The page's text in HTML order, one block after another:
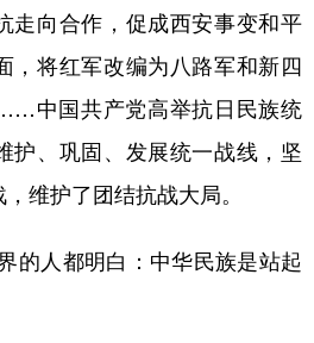
走向合作，促成西安事变和平
，将红军改编为八路军和新四
中国共产党高举抗日民族统
护、巩固、发展统一战线，坚
维护了团结抗战大局。
人都明白：中华民族是站起